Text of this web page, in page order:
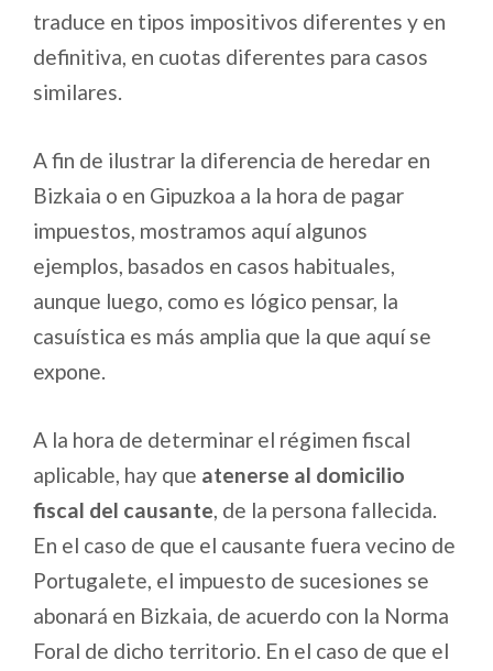
traduce en tipos impositivos diferentes y en
definitiva, en cuotas diferentes para casos
similares.
A fin de ilustrar la diferencia de heredar en
Bizkaia o en Gipuzkoa a la hora de pagar
impuestos, mostramos aquí algunos
ejemplos, basados en casos habituales,
aunque luego, como es lógico pensar, la
casuística es más amplia que la que aquí se
expone.
A la hora de determinar el régimen fiscal
aplicable, hay que atenerse al domicilio
fiscal del causante , de la persona fallecida.
En el caso de que el causante fuera vecino de
Portugalete, el impuesto de sucesiones se
abonará en Bizkaia, de acuerdo con la Norma
Foral de dicho territorio. En el caso de que el